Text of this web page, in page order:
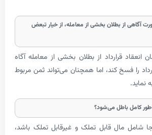
بخشی از معامله، از خیار تبعض
از بطلان بخشی از معامله آگاه
اما همچنان می‌تواند ثمن مربوط
تملک و غیرقابل تملک باشد،